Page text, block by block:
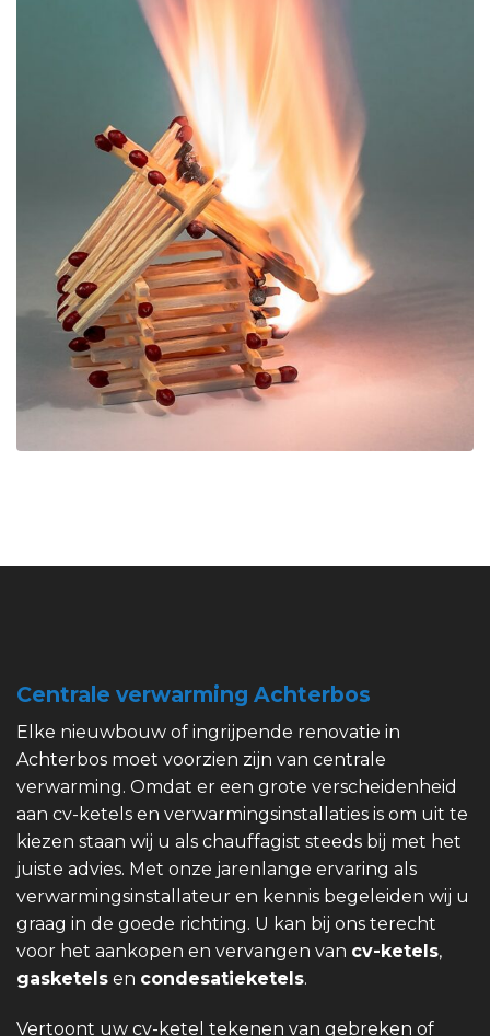
Centrale verwarming Achterbos
Elke nieuwbouw of ingrijpende renovatie in
Achterbos moet voorzien zijn van centrale
verwarming. Omdat er een grote verscheidenheid
aan cv-ketels en verwarmingsinstallaties is om uit te
kiezen staan wij u als chauffagist steeds bij met het
juiste advies. Met onze jarenlange ervaring als
verwarmingsinstallateur en kennis begeleiden wij u
graag in de goede richting. U kan bij ons terecht
voor het aankopen en vervangen van cv-ketels,
gasketels en condesatieketels.
Vertoont uw cv-ketel tekenen van gebreken of